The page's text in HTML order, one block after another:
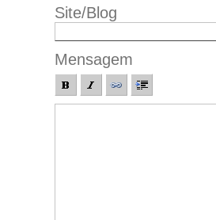
Site/Blog
Mensagem